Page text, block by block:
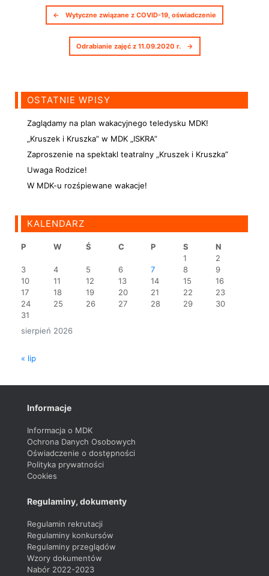
Nawigacja postów
← Wytyczne związane z COVID-19, oświadczenie
Odrabianie zajęć z 11.09.2020 r. →
OSTATNIE WPISY
Zaglądamy na plan wakacyjnego teledysku MDK!
„Kruszek i Kruszka” w MDK „ISKRA”
Zaproszenie na spektakl teatralny „Kruszek i Kruszka”
Uwaga Rodzice!
W MDK-u rozśpiewane wakacje!
KALENDARZ
sierpień 2026
P W Ś C P S
N
1
2
3
4 5 6 7 8
9
10
11 12 13 14 15
16
17
18 19 20 21 22
23
24
25 26 27 28 29
30
31
« lip
Informacje
Informacja o MDK
Ochrona Danych Osobowych
Oświadczenie o dostępności
Polityka prywatności
Cookies
Regulaminy, dokumenty
Regulamin rekrutacji
Regulaminy konkursów
Regulaminy przeglądów
Wzory dokumentów
Nabór 2022-2023